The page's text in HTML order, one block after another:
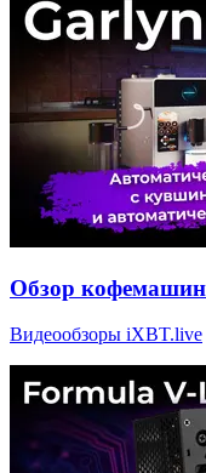
Обзор
Видеообзоры iXBT.live